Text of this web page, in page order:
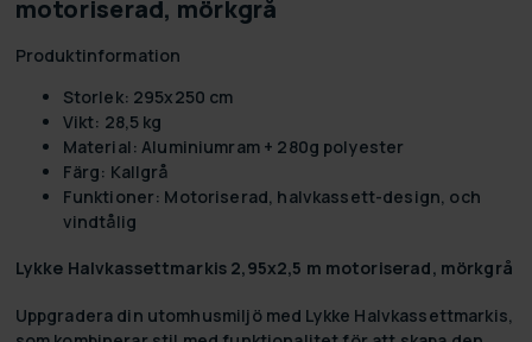
motoriserad, mörkgrå
Produktinformation
Storlek: 295x250 cm
Vikt: 28,5 kg
Material: Aluminiumram + 280g polyester
Färg: Kallgrå
Funktioner: Motoriserad, halvkassett-design, och
vindtålig
Lykke Halvkassettmarkis 2,95x2,5 m motoriserad, mörkgrå
Uppgradera din utomhusmiljö med Lykke Halvkassettmarkis,